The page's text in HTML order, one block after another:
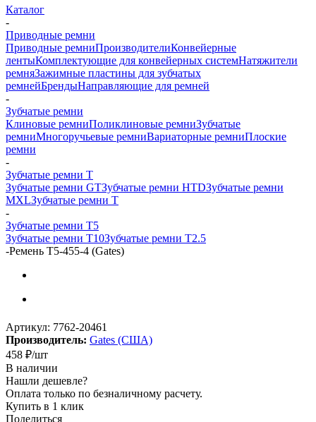
Каталог
-
Приводные ремни
Приводные ремниПроизводителиКонвейерные
лентыКомплектующие для конвейерных системНатяжители
ремняЗажимные пластины для зубчатых
ремнейБрендыНаправляющие для ремней
-
Зубчатые ремни
Клиновые ремниПоликлиновые ремниЗубчатые
ремниМногоручьевые ремниВариаторные ремниПлоские
ремни
-
Зубчатые ремни Т
Зубчатые ремни GTЗубчатые ремни HTDЗубчатые ремни
MXLЗубчатые ремни Т
-
Зубчатые ремни Т5
Зубчатые ремни Т10Зубчатые ремни Т2.5
-Ремень T5-455-4 (Gates)
Артикул: 7762-20461
Производитель: Gates (США)
458 ₽/шт
В наличии
Нашли дешевле?
Оплата только по безналичному расчету.
Купить в 1 клик
Поделиться